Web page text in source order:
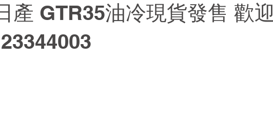
Kawasaki Kawazaki
產 GTR35油冷現貨發售 歡迎